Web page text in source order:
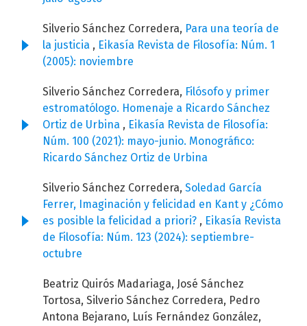
Silverio Sánchez Corredera, Para una teoría de
la justicia , Eikasía Revista de Filosofía: Núm. 1
(2005): noviembre
Silverio Sánchez Corredera, Filósofo y primer
estromatólogo. Homenaje a Ricardo Sánchez
Ortiz de Urbina , Eikasía Revista de Filosofía:
Núm. 100 (2021): mayo-junio. Monográfico:
Ricardo Sánchez Ortiz de Urbina
Silverio Sánchez Corredera, Soledad García
Ferrer, Imaginación y felicidad en Kant y ¿Cómo
es posible la felicidad a priori? , Eikasía Revista
de Filosofía: Núm. 123 (2024): septiembre-
octubre
Beatriz Quirós Madariaga, José Sánchez
Tortosa, Silverio Sánchez Corredera, Pedro
Antona Bejarano, Luís Fernández González,